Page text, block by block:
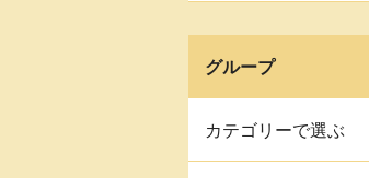
グループ
カテゴリーで選ぶ